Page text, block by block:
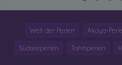
Welt der Perlen Akoya-
Südseeperlen Tahitiperlen